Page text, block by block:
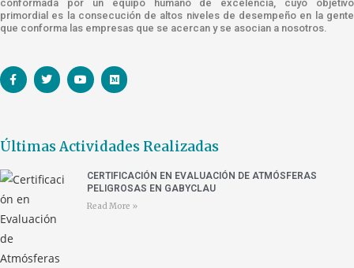
conformada por un equipo humano de excelencia, cuyo objetivo
primordial es la consecución de altos niveles de desempeño en la gente
que conforma las empresas que se acercan y se asocian a nosotros.
Últimas Actividades Realizadas
CERTIFICACIÓN EN EVALUACIÓN DE ATMÓSFERAS
PELIGROSAS EN GABYCLAU
Read More »